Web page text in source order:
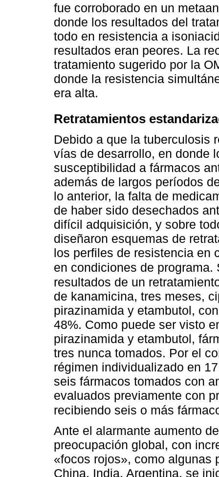
fue corroborado en un
donde los resultados del
todo en resistencia a
resultados eran peores. La
tratamiento sugerido por la
donde la resistencia
era alta.
Retratamientos
Debido a que la tuberculosis
vías de desarrollo, en donde
susceptibilidad a fármacos
además de largos períodos
lo anterior, la falta de
de haber sido desechados
difícil adquisición, y sobre
diseñaron esquemas de
los perfiles de resistencia en
en condiciones de
resultados de un
de kanamicina, tres meses,
pirazinamida y etambutol,
48%. Como puede ser visto
pirazinamida y etambutol,
tres nunca tomados. Por el
régimen individualizado en
seis fármacos tomados con
evaluados previamente con
recibiendo seis o más
Ante el alarmante aumento
preocupación global, con
«focos rojos», como algunas
China, India, Argentina, se